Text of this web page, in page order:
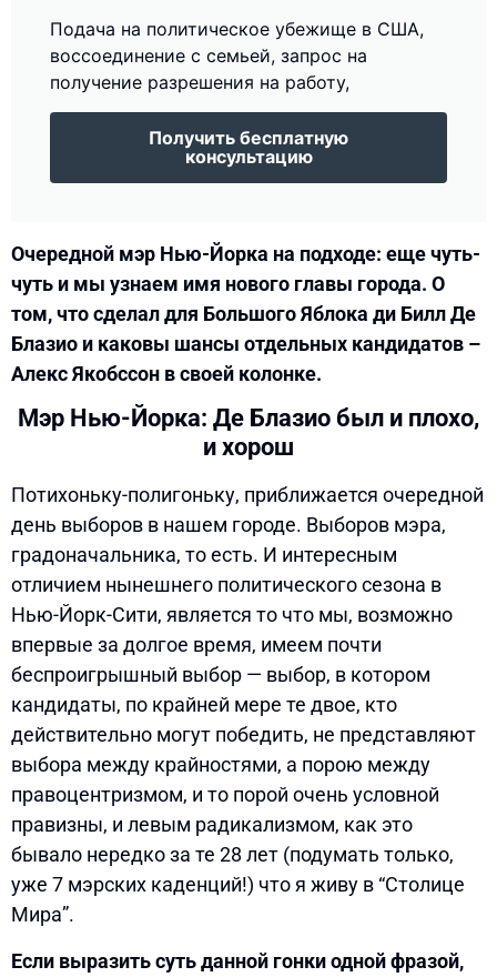
Подача на политическое убежище в США,
воссоединение с семьей, запрос на
получение разрешения на работу,
Получить бесплатную
консультацию
Очередной мэр Нью-Йорка на подходе: еще чуть-
чуть и мы узнаем имя нового главы города. О
том, что сделал для Большого Яблока ди Билл Де
Блазио и каковы шансы отдельных кандидатов –
Алекс Якобссон в своей колонке.
Мэр Нью-Йорка: Де Блазио был и плохо,
и хорош
Потихоньку-полигоньку, приближается очередной
день выборов в нашем городе. Выборов мэра,
градоначальника, то есть. И интересным
отличием нынешнего политического сезона в
Нью-Йорк-Сити, является то что мы, возможно
впервые за долгое время, имеем почти
беспроигрышный выбор — выбор, в котором
кандидаты, по крайней мере те двое, кто
действительно могут победить, не представляют
выбора между крайностями, а порою между
правоцентризмом, и то порой очень условной
правизны, и левым радикализмом, как это
бывало нередко за те 28 лет (подумать только,
уже 7 мэрских каденций!) что я живу в “Столице
Мира”.
Если выразить суть данной гонки одной фразой,